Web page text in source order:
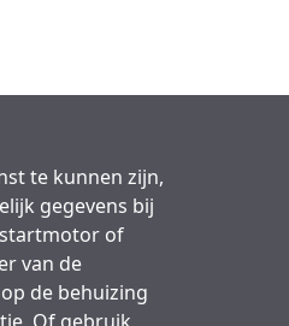
te kunnen zijn,
gegevens bij
of
van de
de behuizing